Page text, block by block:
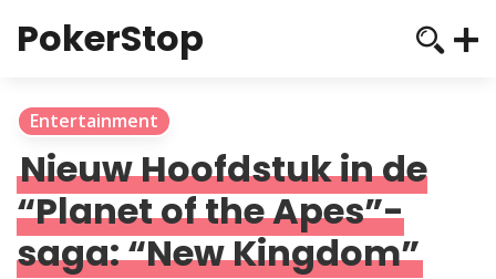
PokerStop
Entertainment
Nieuw Hoofdstuk in de
“Planet of the Apes”-
saga: “New Kingdom”